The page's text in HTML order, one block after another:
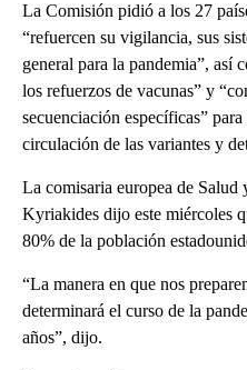
La Comisión pidió a los 27
“refuercen su vigilancia, sus
general para la pandemia”, así
los refuerzos de vacunas” y
secuenciación específicas”
circulación de las variantes y
La comisaria europea de
Kyriakides dijo este miércoles
80% de la población
“La manera en que nos
determinará el curso de la
años”, dijo.